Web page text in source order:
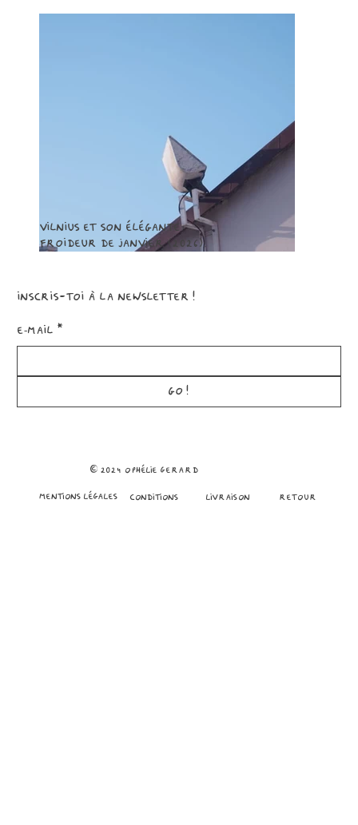
Vilnius et son élégante
froideur de janvier (2026).
Inscris-toi à la newsletter!
E‑mail *
GO!
mentions légales conditions Livraison retour
© 2024 ophélie gerard